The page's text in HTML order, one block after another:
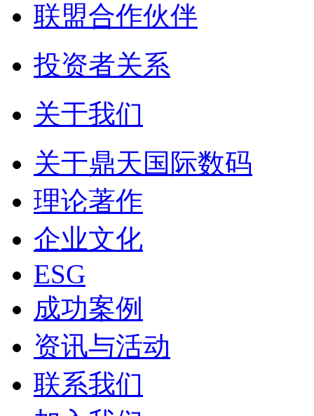
联盟合作伙伴
投资者关系
关于我们
关于鼎天国际数码
理论著作
企业文化
ESG
成功案例
资讯与活动
联系我们